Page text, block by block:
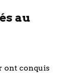
au
ont conquis